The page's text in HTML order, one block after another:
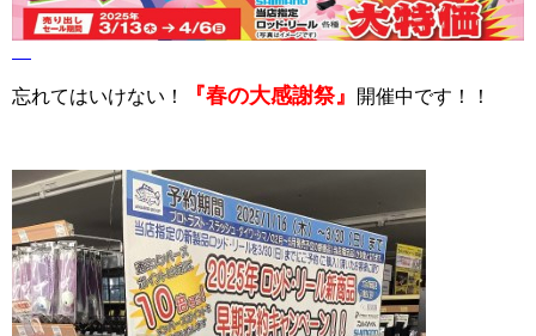
忘れてはいけない！ 『春の大感謝祭』 開催中です！！